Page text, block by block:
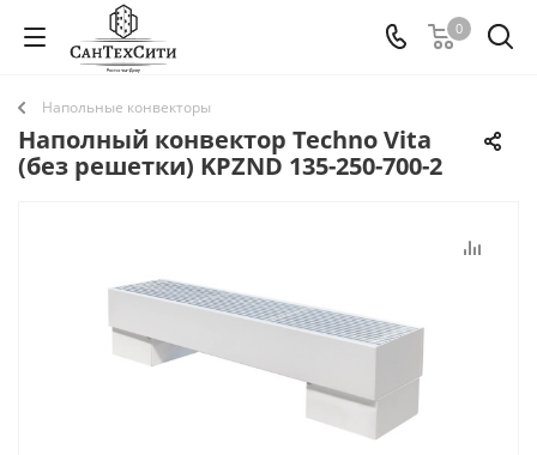
0
Напольные конвекторы
Наполный конвектор Techno Vita
(без решетки) KPZND 135-250-700-2